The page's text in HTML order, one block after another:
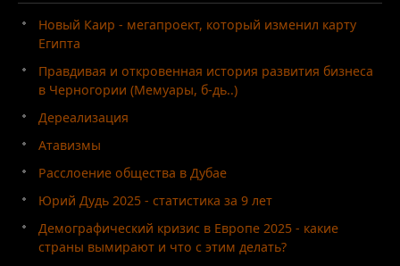
Новый Каир - мегапроект, который изменил карту
Египта
Правдивая и откровенная история развития бизнеса
в Черногории (Мемуары, б-дь..)
Дереализация
Атавизмы
Расслоение общества в Дубае
Юрий Дудь 2025 - статистика за 9 лет
Демографический кризис в Европе 2025 - какие
страны вымирают и что с этим делать?